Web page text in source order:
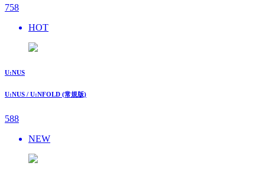
758
HOT
U:NUS
U:NUS / U:NFOLD (常規版)
588
NEW